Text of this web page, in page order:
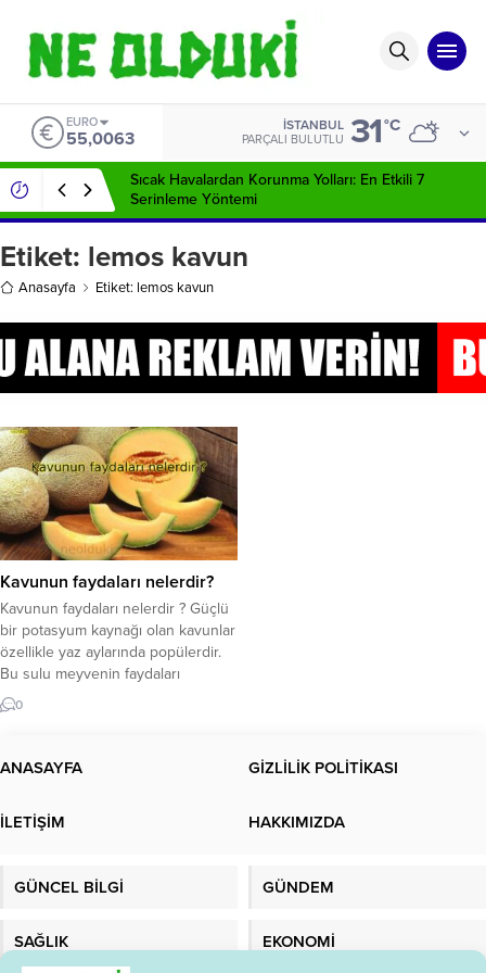
EURO
55,0063
İSTANBUL
PARÇALI BULUTLU 31°C
Sıcak Havalardan Korunma Yolları: En Etkili 7
Serinleme Yöntemi
Etiket: lemos kavun
Anasayfa Etiket: lemos kavun
Kavunun faydaları nelerdir?
Kavunun faydaları nelerdir ? Güçlü
bir potasyum kaynağı olan kavunlar
özellikle yaz aylarında popülerdir.
Bu sulu meyvenin faydaları
hakkında daha fazlasını okuyun.
Kavunun faydaları nelerdir? Şeker
önemlidir Kavun seçiminde
yaz meyvesi olan kavun, yüksek
0
ANASAYFA GİZLİLİK POLİTİKASI
İLETİŞİM HAKKIMIZDA
GÜNCEL BİLGİ GÜNDEM
SAĞLIK EKONOMİ